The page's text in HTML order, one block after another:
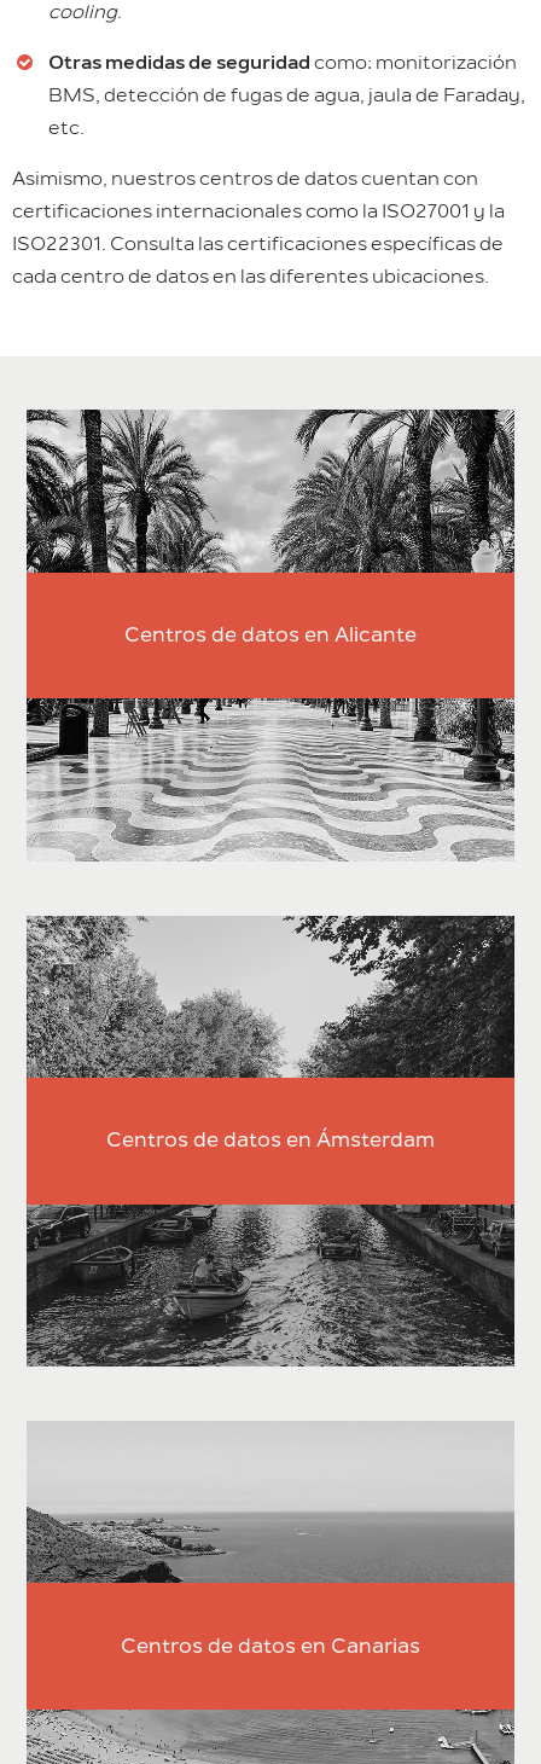
cooling.
Otras medidas de seguridad como: monitorización
BMS, detección de fugas de agua, jaula de Faraday,
etc.
Asimismo, nuestros centros de datos cuentan con
certificaciones internacionales como la ISO27001 y la
ISO22301. Consulta las certificaciones específicas de
cada centro de datos en las diferentes ubicaciones.
Centros de datos en Alicante
Centros de datos en Ámsterdam
Centros de datos en Canarias